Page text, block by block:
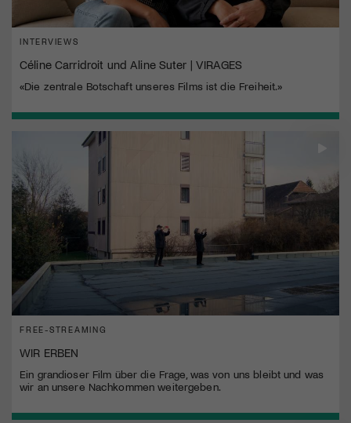
INTERVIEWS
Céline Carridroit und Aline Suter | VIRAGES
«Die zentrale Botschaft unseres Films ist die Freiheit.»
FREE-STREAMING
WIR ERBEN
Ein grandioser Film über die Frage, was von uns bleibt und was
wir an unsere Nachkommen weitergeben.